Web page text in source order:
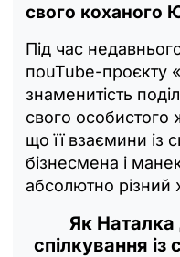
свого коханого
Під час
пouTube-проєкту
знаменитість
свого особистого
що її взаємини із
бізнесмена і
абсолютно різний
Як
спілкування